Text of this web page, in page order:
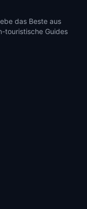
das Beste aus
touristische Guides